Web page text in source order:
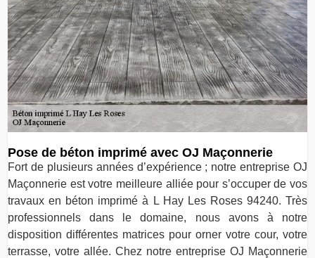
Pose de béton imprimé avec OJ Maçonnerie
Fort de plusieurs années d’expérience ; notre entreprise OJ
Maçonnerie est votre meilleure alliée pour s’occuper de vos
travaux en béton imprimé à L Hay Les Roses 94240. Très
professionnels dans le domaine, nous avons à notre
disposition différentes matrices pour orner votre cour, votre
terrasse, votre allée. Chez notre entreprise OJ Maçonnerie